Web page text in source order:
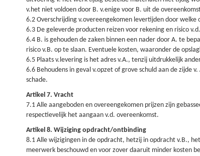
v.het niet voldoen door B. v.enige voor B. uit de
6.2 Overschrijding v.overeengekomen levertijden door
6.3 De geleverde producten reizen voor rekening en risico
6.4 B. is gehouden de zaken binnen een nader door A. te
risico v.B. op te slaan. Eventuele kosten, waaronder de
6.5 Plaats v.levering is het adres v.A., tenzij uitdrukkelijk
6.6 Behoudens in geval v.opzet of grove schuld aan de zijde
schade.
Artikel 7. Vracht
7.1 Alle aangeboden en overeengekomen prijzen zijn
respectievelijk het aangaan v.d. overeenkomst.
Artikel 8. Wijziging opdracht/ontbinding
8.1 Alle wijzigingen in de opdracht, hetzij in opdracht v.B.,
meerwerk beschouwd en voor zover daaruit minder kosten